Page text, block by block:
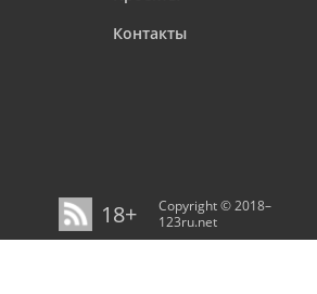
Контакты
18+
Copyright © 2018–
123ru.net